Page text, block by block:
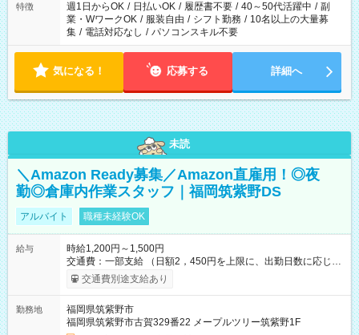
特徴 週1日からOK / 日払いOK / 履歴書不要 / 40～50代活躍中 / 副
業・WワークOK / 服装自由 / シフト勤務 / 10名以上の大量募
集 / 電話対応なし / パソコンスキル不要
気になる！ 応募する 詳細へ
未読
＼Amazon Ready募集／Amazon直雇用！◎夜
勤◎倉庫内作業スタッフ｜福岡筑紫野DS
アルバイト 職種未経験OK
給与
時給1,200円～1,500円
交通費：一部支給 （日額2，450円を上限に、出勤日数に応じて
実費支給） ※22:00～翌5:00までは時給25%UP！ ■給与前払い
制度あり ※前払い額の上限あり、手数料無料（Amazon負担）
交通費別途支給あり
勤務地
福岡県筑紫野市
福岡県筑紫野市古賀329番22 メープルツリー筑紫野1F